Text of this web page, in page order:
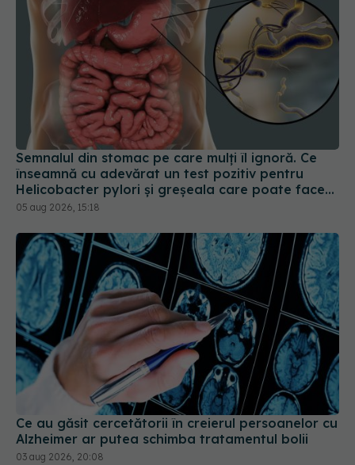
Semnalul din stomac pe care mulți îl ignoră. Ce
înseamnă cu adevărat un test pozitiv pentru
Helicobacter pylori și greșeala care poate face
tratamentul mult mai dificil
05 aug 2026, 15:18
Ce au găsit cercetătorii în creierul persoanelor cu
Alzheimer ar putea schimba tratamentul bolii
03 aug 2026, 20:08